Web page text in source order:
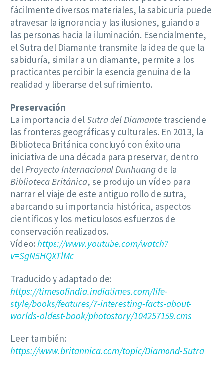
fácilmente diversos materiales, la sabiduría puede
atravesar la ignorancia y las ilusiones, guiando a
las personas hacia la iluminación. Esencialmente,
el Sutra del Diamante transmite la idea de que la
sabiduría, similar a un diamante, permite a los
practicantes percibir la esencia genuina de la
realidad y liberarse del sufrimiento.
Preservación
La importancia delSutra del Diamante trasciende
las fronteras geográficas y culturales. En 2013, la
Biblioteca Británica concluyó con éxito una
iniciativa de una década para preservar, dentro
del Proyecto Internacional Dunhuang de la
Biblioteca Británica, se produjo un vídeo para
narrar el viaje de este antiguo rollo de sutra,
abarcando su importancia histórica, aspectos
científicos y los meticulosos esfuerzos de
conservación realizados.
Vídeo: https://www.youtube.com/watch?
v=SgN5HQXTlMc
Traducido y adaptado de:
https://timesofindia.indiatimes.com/life-
style/books/features/7-interesting-facts-about-
worlds-oldest-book/photostory/104257159.cms
Leer también:
https://www.britannica.com/topic/Diamond-Sutra